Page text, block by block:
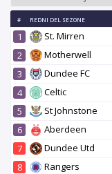
# REDNI DEL SEZONE
1 St. Mirren
2
Motherwell
3
Dundee FC
4
Celtic
5
St Johnstone
6
Aberdeen
7
Dundee Utd
8
Rangers